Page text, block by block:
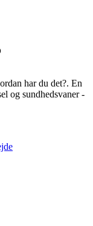
har du det?. En
og sundhedsvaner -